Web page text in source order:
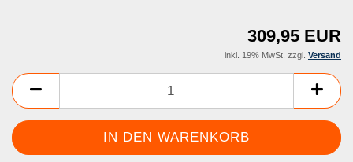
309,95 EUR
inkl. 19% MwSt. zzgl. Versand